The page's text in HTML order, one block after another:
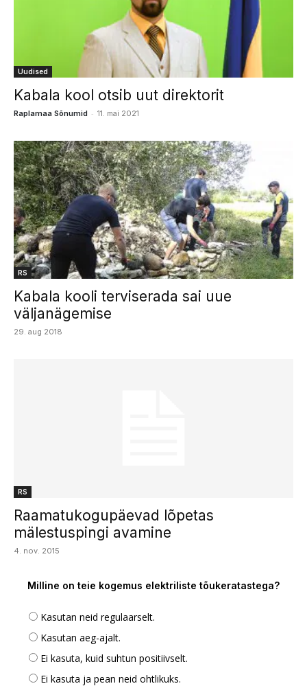
Uudised
Kabala kool otsib uut direktorit
Raplamaa Sõnumid - 11. mai 2021
RS
Kabala kooli terviserada sai uue
väljanägemise
29. aug 2018
RS
Raamatukogupäevad lõpetas
mälestuspingi avamine
4. nov. 2015
Milline on teie kogemus elektriliste tõukeratastega?
Kasutan neid regulaarselt.
Kasutan aeg-ajalt.
Ei kasuta, kuid suhtun positiivselt.
Ei kasuta ja pean neid ohtlikuks.